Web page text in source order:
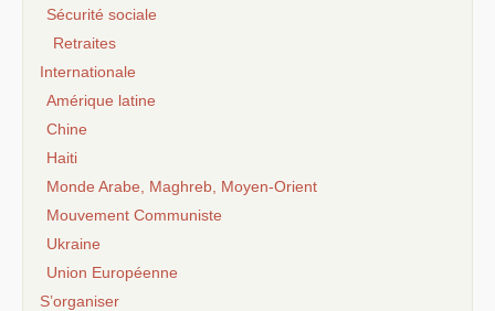
Sécurité sociale
Retraites
Internationale
Amérique latine
Chine
Haiti
Monde Arabe, Maghreb, Moyen-Orient
Mouvement Communiste
Ukraine
Union Européenne
S’organiser